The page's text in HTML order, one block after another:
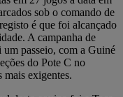
sob o comando de
é que foi alcançado
A campanha de
passeio, com a Guiné
do Pote C no
mais exigentes.